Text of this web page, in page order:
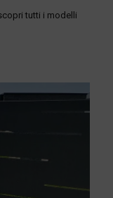
tutti i modelli